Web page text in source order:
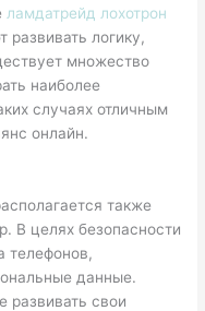
ламдатрейд лохотрон
развивать логику,
множество
наиболее
случаях отличным
онлайн.
также
В целях безопасности
телефонов,
данные.
развивать свои